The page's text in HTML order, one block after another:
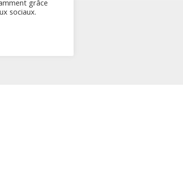
grâce
sociaux.